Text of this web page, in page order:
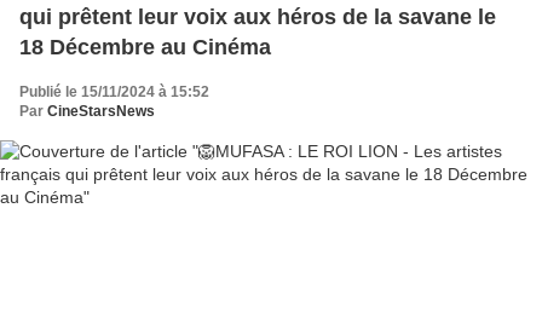
qui prêtent leur voix aux héros de la savane le
18 Décembre au Cinéma
Publié le 15/11/2024 à 15:52
Par CineStarsNews